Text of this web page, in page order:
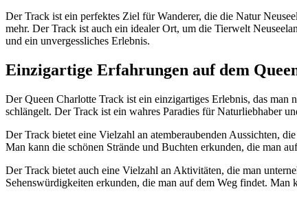
Der Track ist ein perfektes Ziel für Wanderer, die die Natur
mehr. Der Track ist auch ein idealer Ort, um die Tierwelt
und ein unvergessliches Erlebnis.
Einzigartige Erfahrungen auf dem
Der Queen Charlotte Track ist ein einzigartiges Erlebnis, das
schlängelt. Der Track ist ein wahres Paradies für Naturliebhaber
Der Track bietet eine Vielzahl an atemberaubenden Aussichten,
Man kann die schönen Strände und Buchten erkunden, die man
Der Track bietet auch eine Vielzahl an Aktivitäten, die man
Sehenswürdigkeiten erkunden, die man auf dem Weg findet.